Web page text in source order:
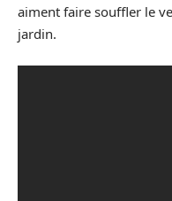
aiment faire souffler le
jardin.